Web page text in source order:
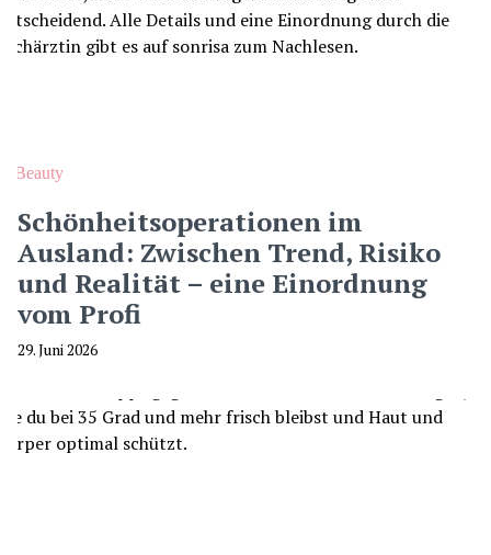
Beauty
Schönheitsoperationen im
Ausland: Zwischen Trend, Risiko
und Realität – eine Einordnung
vom Profi
29. Juni 2026